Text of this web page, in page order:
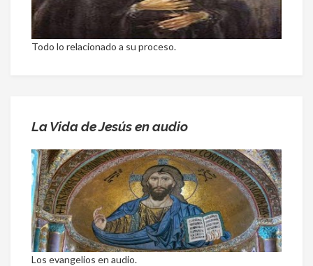
Todo lo relacionado a su proceso.
La Vida de Jesús en audio
Los evangelios en audio.